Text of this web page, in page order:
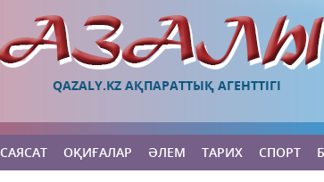
QAZALY.KZ АҚПАРАТТЫҚ АГЕНТТІГІ
САЯСАТ ОҚИҒАЛАР ӘЛЕМ ТАРИХ СПОРТ